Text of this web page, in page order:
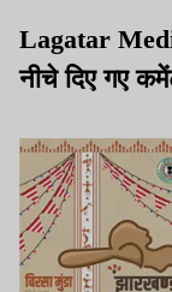
Lagatar
नीचे दिए गए